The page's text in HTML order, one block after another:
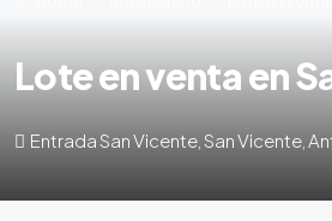
Lote en venta en
Entrada San Vicente, San Vicente,